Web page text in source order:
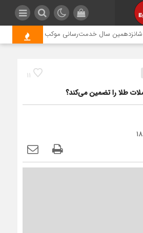
سال خدمت‌رسانی موکب امام رضا (ع)
11
طلا را تضمین می‌کند؟